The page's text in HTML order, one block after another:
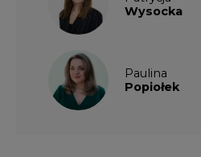
Wysocka
Paulina
Popiołek